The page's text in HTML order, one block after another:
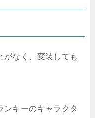
がなく、変装しても
ンキーのキャラクタ